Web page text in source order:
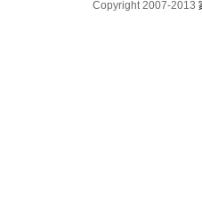
Copyright 2007-2013